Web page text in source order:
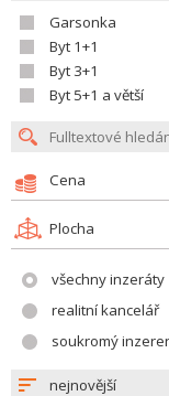
Garsonka
Byt 1+1
Byt 3+1
Byt 5+1 a větší
Cena
Plocha
všechny inzeráty
realitní kancelář
soukromý
nejnovější